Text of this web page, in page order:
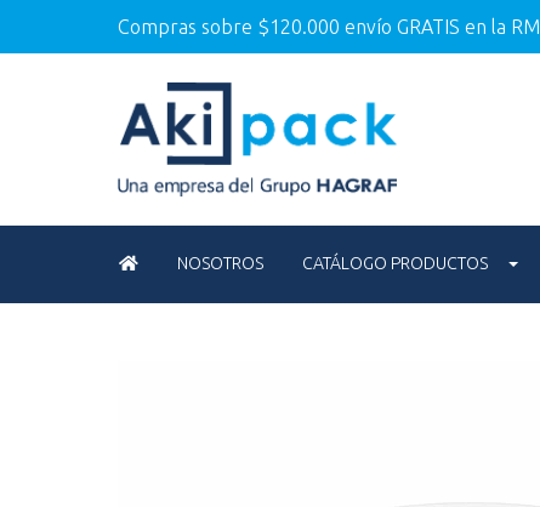
Compras sobre $120.000 envío GRATIS en la RM
NOSOTROS CATÁLOGO PRODUCTOS